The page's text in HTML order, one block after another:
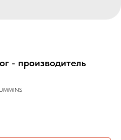
- производитель